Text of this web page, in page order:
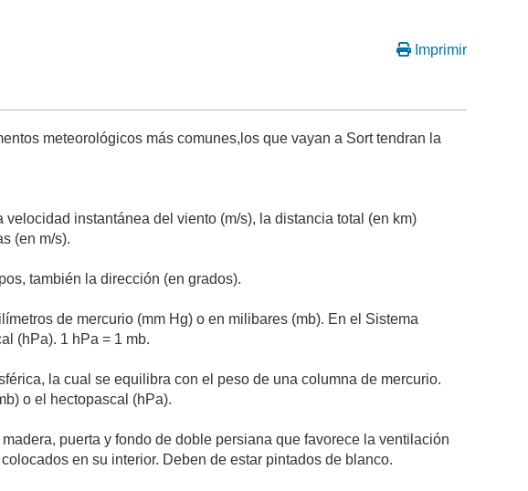
Imprimir
meteorológicos más comunes,los que vayan a Sort tendran la
instantánea del viento (m/s), la distancia total (en km)
(en m/s).
también la dirección (en grados).
de mercurio (mm Hg) o en milibares (mb). En el Sistema
(hPa). 1 hPa = 1 mb.
la cual se equilibra con el peso de una columna de mercurio.
o el hectopascal (hPa).
puerta y fondo de doble persiana que favorece la ventilación
en su interior. Deben de estar pintados de blanco.